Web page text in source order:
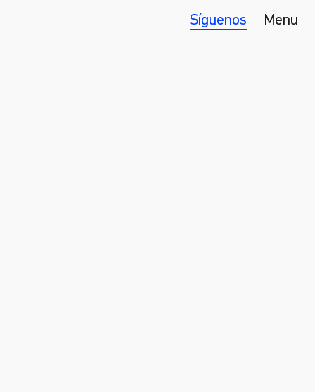
Síguenos Menu